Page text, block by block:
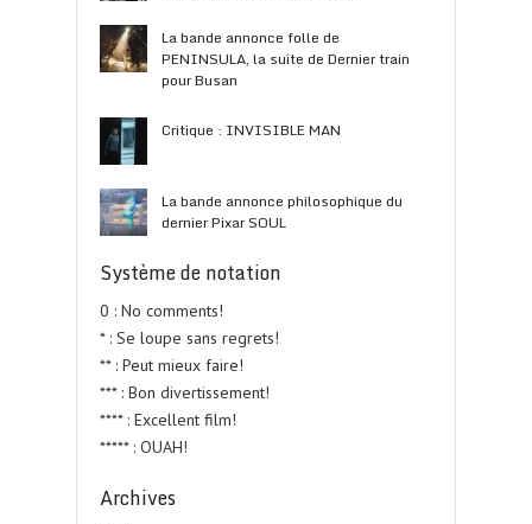
La bande annonce folle de
PENINSULA, la suite de Dernier train
pour Busan
Critique : INVISIBLE MAN
La bande annonce philosophique du
dernier Pixar SOUL
Système de notation
0 : No comments!
* : Se loupe sans regrets!
** : Peut mieux faire!
*** : Bon divertissement!
**** : Excellent film!
***** : OUAH!
Archives